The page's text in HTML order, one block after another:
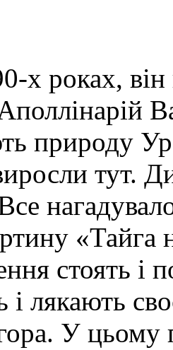
х роках,
природу
тут.
«Тайга
стоять і
і лякають
У цьому